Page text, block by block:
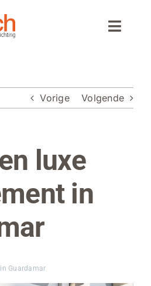
Toggle
Vorige Volgende
luxe
in
Guardamar